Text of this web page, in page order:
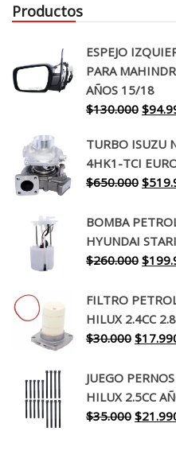
Productos
ESPEJO
PARA
AÑOS 15/18
$130.000 El
era:
$
TURBO ISUZU
4HK1-TCI
$650.000 El
original
era:
$
BOMBA
HYUNDAI
$260.000 El
era:
$
FILTRO
HILUX 2.4CC
$30.000 El
original
era:
$
JUEGO
HILUX 2.5CC
$35.000 El
$